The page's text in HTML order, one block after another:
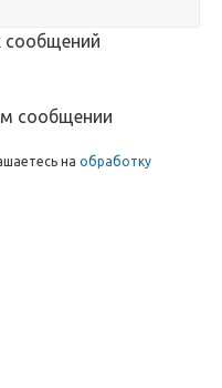
сообщении
на обработку